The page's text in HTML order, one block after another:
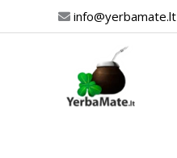
prie
info@yerbamate.lt